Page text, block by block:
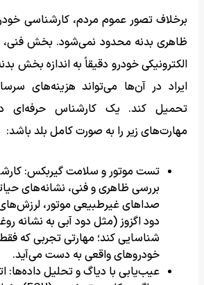
برخلاف تصور عموم مردم، کارشناسی
ظاهری بدنه محدود نمی‌شود. بخش
الکترونیکی خودرو دقیقاً به اندازه بخش
ایراد در آن‌ها می‌تواند هزینه‌های
تحمیل کند. یک کارشناس حرفه‌ای
مهارت‌های زیر را به صورت کامل بلد باشد:
تست موتور و سلامت گیربکس:
بررسی ظاهری و فنی، نشانه‌های
صداهای غیرطبیعی موتور،
دود اگزوز (مثل دود آبی به نشانه
شناسایی کند؛ مهارتی تجربی که
خودروهای واقعی به دست می‌آید.
عیب‌یابی با دیاگ و تحلیل داده‌ها: